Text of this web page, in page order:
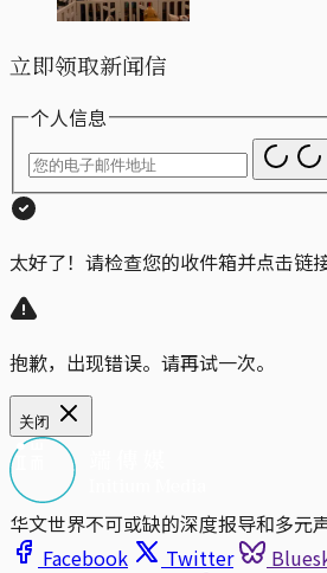
立即领取新闻信
个人信息
太好了！请检查您的收件箱并点击链接
抱歉，出现错误。请再试一次。
关闭
华文世界不可或缺的深度报导和多元
Facebook
Twitter